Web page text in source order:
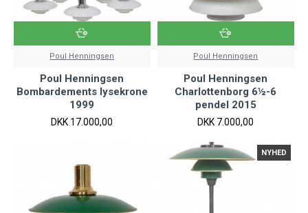
Poul Henningsen
Poul Henningsen
Bombardements lysekrone
1999
DKK 17.000,00
Poul Henningsen
Poul Henningsen
Charlottenborg 6½-6
pendel 2015
DKK 7.000,00
NYHED